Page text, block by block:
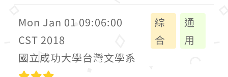
Mon Jan 01 09:06:00
CST 2018
綜
合
通
用
國立成功大學台灣文學系